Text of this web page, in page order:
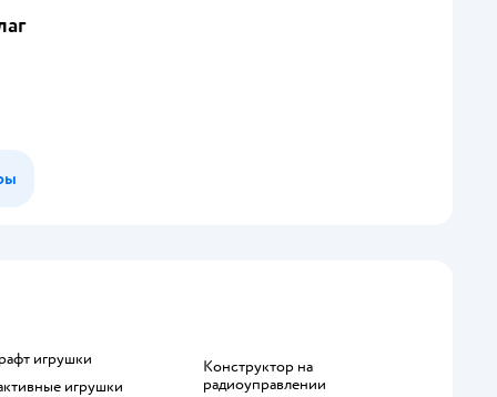
игрушки
игрушки
Конструктор на
радиоуправлении